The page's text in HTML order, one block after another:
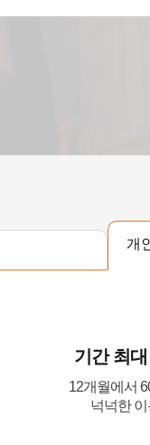
개
기간 최
12개월에서
넉넉한